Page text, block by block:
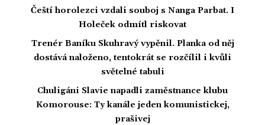
Čeští horolezci vzdali souboj s Nanga Parbat. I
Holeček odmítl riskovat
Trenér Baníku Skuhravý vypěnil. Planka od něj
dostává naloženo, tentokrát se rozčílil i kvůli
světelné tabuli
Chuligáni Slavie napadli zaměstnance klubu
Komorouse: Ty kanále jeden komunistickej,
prašivej